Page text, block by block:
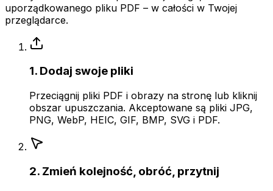
uporządkowanego pliku PDF – w całości w Twojej
przeglądarce.
1. Dodaj swoje pliki
Przeciągnij pliki PDF i obrazy na stronę lub kliknij
obszar upuszczania. Akceptowane są pliki JPG,
PNG, WebP, HEIC, GIF, BMP, SVG i PDF.
2. Zmień kolejność, obróć, przytnij